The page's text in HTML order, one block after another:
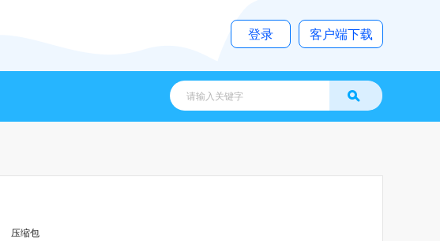
登录 客户端下载
压缩包